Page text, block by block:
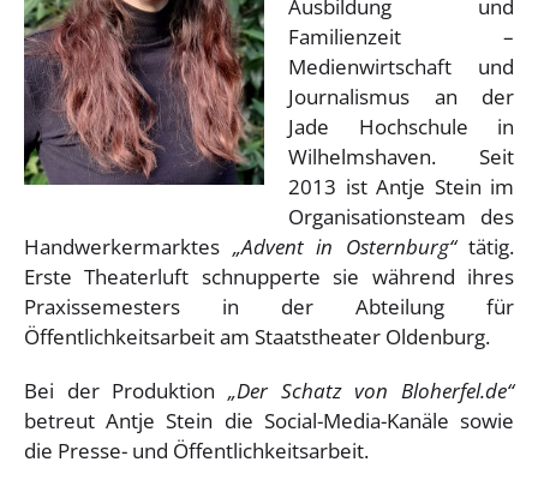
Ausbildung und
Familienzeit –
Medienwirtschaft und
Journalismus an der
Jade Hochschule in
Wilhelmshaven. Seit
2013 ist Antje Stein im
Organisationsteam des
Handwerkermarktes „Advent in Osternburg“tätig.
Erste Theaterluft schnupperte sie während ihres
Praxissemesters in der Abteilung für
Öffentlichkeitsarbeit am Staatstheater Oldenburg.
Bei der Produktion „Der Schatz von Bloherfel.de“
betreut Antje Stein die Social-Media-Kanäle sowie
die Presse- und Öffentlichkeitsarbeit.